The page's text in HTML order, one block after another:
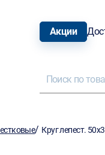
Акции
/ Круг лепест.